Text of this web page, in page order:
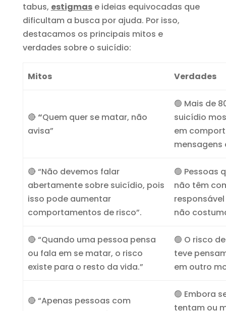
tabus, estigmase ideias equivocadas que
dificultam a busca por ajuda. Por isso,
destacamos os principais mitos e
verdades sobre o suicídio:
Mitos Verdades
🔴“Quem quer se matar, não
avisa”
🟢 Mais de
suicídio
em
mensagens
🔴 “Não devemos falar
abertamente sobre suicídio, pois
isso pode aumentar
comportamentos de risco”.
🟢 Pessoas
não têm
não
🔴 “Quando uma pessoa pensa
ou fala em se matar, o risco
existe para o resto da vida.”
🟢 O risco
teve
em outro
🔴 “Apenas pessoas com
🟢 Embora
tentam ou